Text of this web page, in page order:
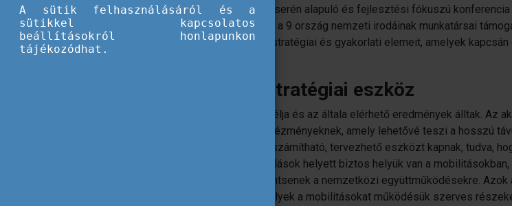
jelentkezésük elbírálását. A tapasztalatcserén alapuló és fejlesztési fókuszú
műhelymunkaként valósult meg, amelyet a 9 ország nemzeti irodáinak munkatársai
résztvevők körbejárták az akkreditációi stratégiai és gyakorlati elemeit, amelyek kapcsán
Az akkreditáció mint stratégiai eszköz
A program fókuszában az akkreditáció célja és az általa elérhető eredmények álltak. Az
olyan biztos tervezési alapot nyújt az intézményeknek, amely lehetővé teszi a hosszú
elérését. Azzal, hogy az intézmények kiszámítható, tervezhető eszközt kapnak, tudva,
akkreditációs időszakban az éves elbírálások helyett biztos helyük van a
hogy valóban stratégiai eszközként tekintsenek a nemzetközi együttműködésekre. Azok
intézmények profitálják a legtöbbet, amelyek a mobilitásokat működésük szerves
A sütik felhasználásáról és a
sütikkel kapcsolatos
beállításokról honlapunkon
tájékozódhat.